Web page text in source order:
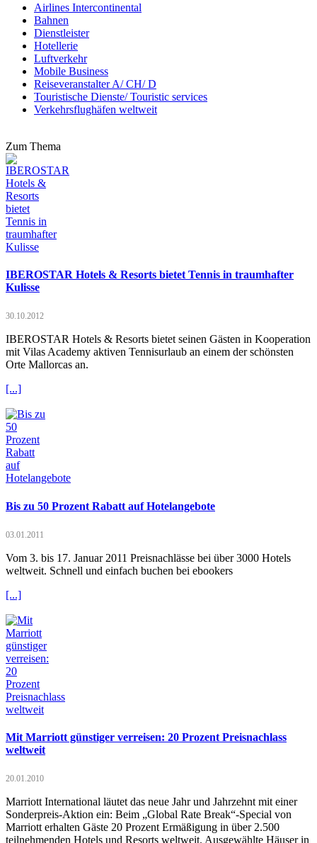
Airlines Intercontinental
Bahnen
Dienstleister
Hotellerie
Luftverkehr
Mobile Business
Reiseveranstalter A/ CH/ D
Touristische Dienste/ Touristic services
Verkehrsflughäfen weltweit
Zum Thema
IBEROSTAR Hotels & Resorts bietet Tennis in traumhafter
Kulisse
30.10.2012
IBEROSTAR Hotels & Resorts bietet seinen Gästen in Kooperation
mit Vilas Academy aktiven Tennisurlaub an einem der schönsten
Orte Mallorcas an.
[...]
Bis zu 50 Prozent Rabatt auf Hotelangebote
03.01.2011
Vom 3. bis 17. Januar 2011 Preisnachlässe bei über 3000 Hotels
weltweit. Schnell und einfach buchen bei ebookers
[...]
Mit Marriott günstiger verreisen: 20 Prozent Preisnachlass
weltweit
20.01.2010
Marriott International läutet das neue Jahr und Jahrzehnt mit einer
Sonderpreis-Aktion ein: Beim „Global Rate Break“-Special von
Marriott erhalten Gäste 20 Prozent Ermäßigung in über 2.500
teilnehmenden Hotels und Resorts weltweit. Ausgewählte Häuser in